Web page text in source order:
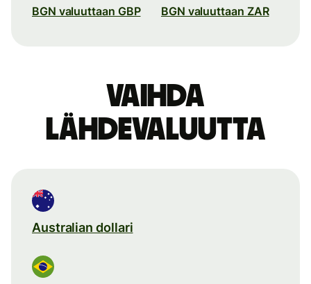
BGN valuuttaan GBP BGN valuuttaan ZAR
Vaihda
lähdevaluutta
Australian dollari